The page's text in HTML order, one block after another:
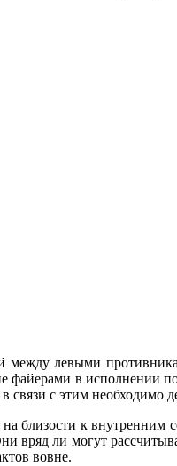
левыми
в исполнении
с этим необходимо
близости к
вряд ли могут
вовне.